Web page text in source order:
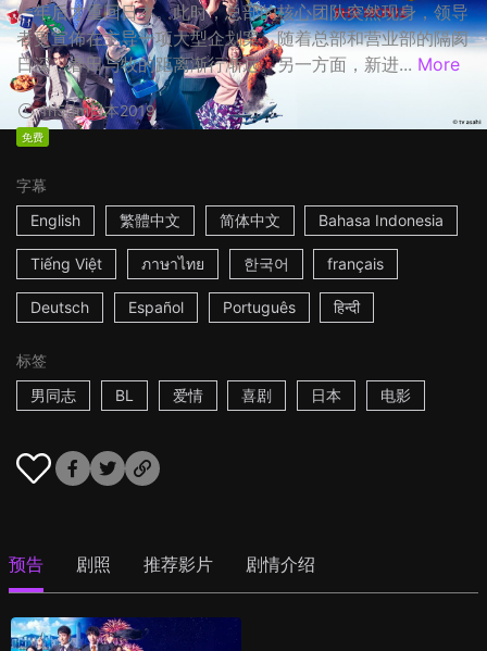
一年后才重回日本。此时，总部的核心团队突然现身，领导
者更宣佈在主导一项大型企划案，随着总部和营业部的隔阂
日深，春田与牧的距离渐行渐远。另一方面，新进... More
1h53m日本2019
免费
字幕
English
繁體中文 简体中文 Bahasa Indonesia
Tiếng Việt ภาษาไทย 한국어 français
Deutsch Español Português हिन्दी
标签
男同志
BL 爱情 喜剧 日本 电影
预告 剧照 推荐影片 剧情介绍